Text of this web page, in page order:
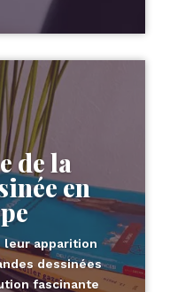
de la
en
leur apparition
dessinées
fascinante